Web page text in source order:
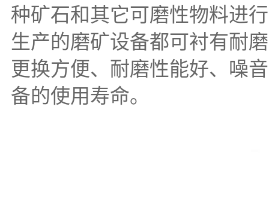
种矿石和其它可磨性物料进
生产的磨矿设备都可衬有耐
更换方便、耐磨性能好、噪
备的使用寿命。